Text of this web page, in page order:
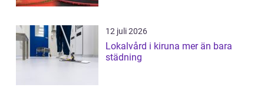
12 juli 2026
Lokalvård i kiruna mer än bara
städning